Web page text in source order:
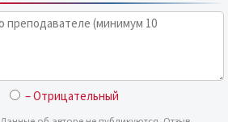
– Отрицательный